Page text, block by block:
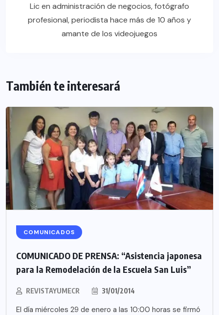
Lic en administración de negocios, fotógrafo
profesional, periodista hace más de 10 años y
amante de los videojuegos
También te interesará
COMUNICADOS
COMUNICADO DE PRENSA: “Asistencia japonesa
para la Remodelación de la Escuela San Luis”
REVISTAYUMECR 31/01/2014
El día miércoles 29 de enero a las 10:00 horas se firmó